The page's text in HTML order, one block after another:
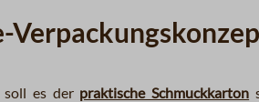
soll es der praktische Schmuckkarton